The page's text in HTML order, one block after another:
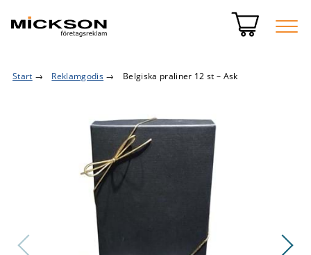
Start → Reklamgodis → Belgiska praliner 12 st – Ask